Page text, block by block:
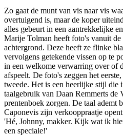
Zo gaat de munt van vis naar vis
overtuigend is, maar de koper
alles gebeurt in een aantrekkelijke
Marije Tolman heeft foto's vanuit de
achtergrond. Deze heeft ze flinke
vervolgens getekende vissen op te
in een welkome verwarring over of
afspeelt. De foto's zeggen het
tweede. Het is een heerlijke stijl die
taalgebruik van Daan Remmerts de
prentenboek zorgen. De taal ademt
Caponevis zijn verkooppraatje
'Hé, Johnny, makker. Kijk wat ik
een speciale!'